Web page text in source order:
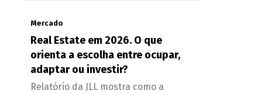
Mercado
Real Estate em 2026. O que
orienta a escolha entre ocupar,
adaptar ou investir?
Relatório da JLL mostra como a